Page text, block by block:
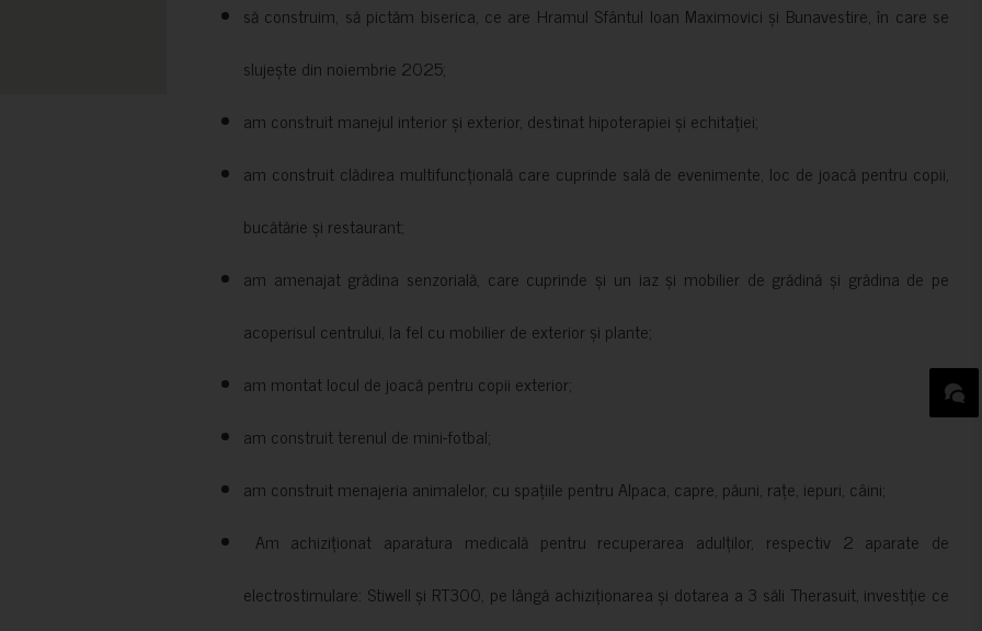
să construim, să pictăm biserica, ce are Hramul Sfântul Ioan Maximovici și Bunavestire, în care se
slujește din noiembrie 2025;
am construit manejul interior și exterior, destinat hipoterapiei și echitației;
am construit clădirea multifuncțională care cuprinde sală de evenimente, loc de joacă pentru copii,
bucătărie și restaurant;
am amenajat grădina senzorială, care cuprinde și un iaz și mobilier de grădină și grădina de pe
acoperisul centrului, la fel cu mobilier de exterior și plante;
am montat locul de joacă pentru copii exterior;
am construit terenul de mini-fotbal;
am construit menajeria animalelor, cu spațiile pentru Alpaca, capre, păuni, rațe, iepuri, câini;
Am achiziționat aparatura medicală pentru recuperarea adulților, respectiv 2 aparate de
electrostimulare: Stiwell și RT300, pe lângă achiziționarea și dotarea a 3 săli Therasuit, investiție ce